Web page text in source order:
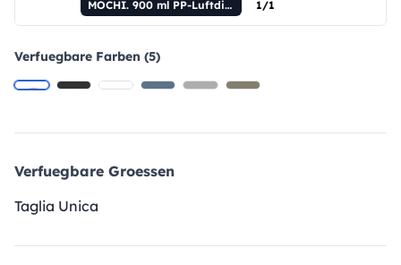
MOCHI. 900 ml PP-Luftdichter Behälter. 1/1
Verfuegbare Farben (5)
Verfuegbare Groessen
Taglia Unica